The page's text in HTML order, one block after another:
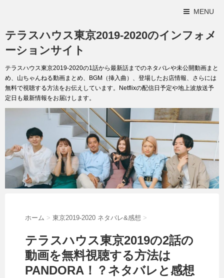
MENU
テラスハウス東京2019-2020のインフォメ
ーションサイト
テラスハウス東京2019-2020の1話から最新話までのネタバレや未公開動画まと
め、山ちゃんねる動画まとめ、BGM（挿入曲）、登場したお店情報、さらには
無料で視聴する方法をお伝えしています。Netflixの配信日予定や地上波放送予
定日も最新情報をお届けします。
ホーム > 東京2019-2020 ネタバレ&感想 >
テラスハウス東京2019の2話の
動画を無料視聴する方法は
PANDORA！？ネタバレと感想